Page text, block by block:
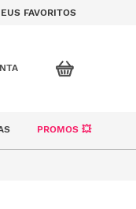
FAVORITOS
PROMOS 💥